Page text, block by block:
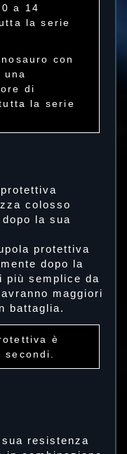
a 14
la serie
con
di
la serie
colosso
la sua
protettiva
dopo la
più semplice da
maggiori
battaglia.
è
resistenza